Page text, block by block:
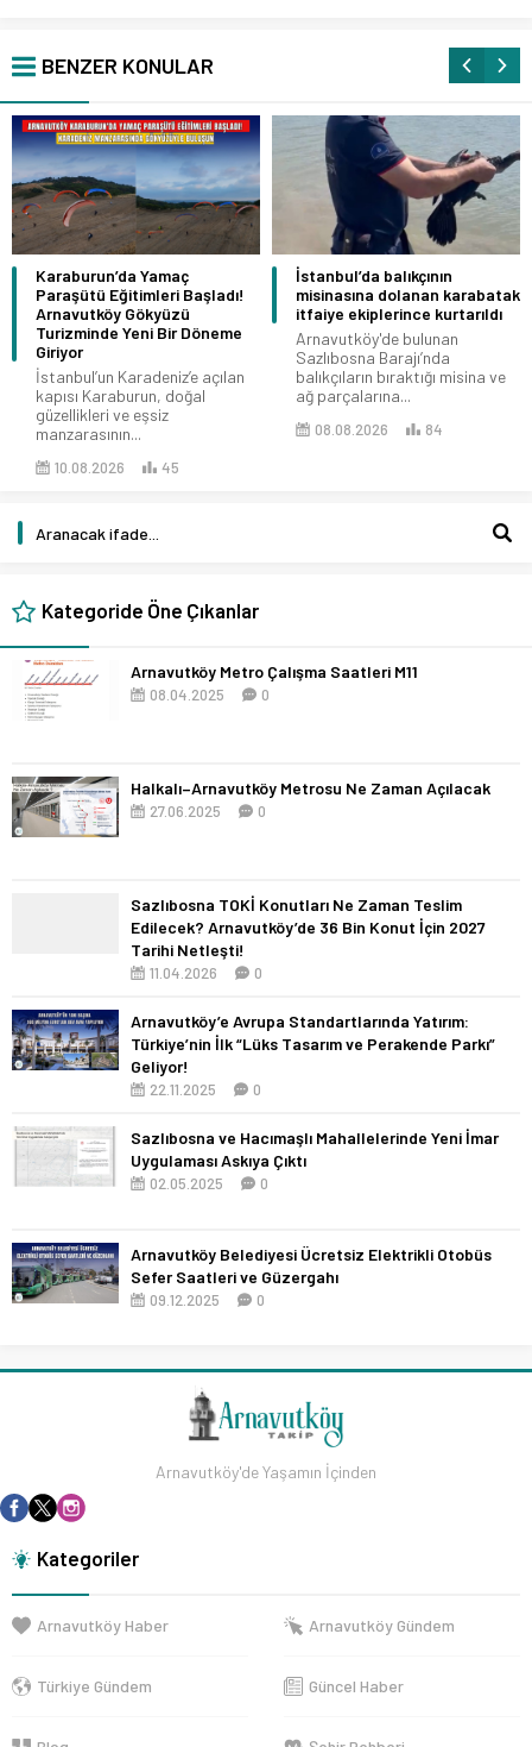
BENZER KONULAR
Karaburun’da Yamaç
Paraşütü Eğitimleri Başladı!
Arnavutköy Gökyüzü
Turizminde Yeni Bir Döneme
Giriyor
İstanbul’un Karadeniz’e açılan
kapısı Karaburun, doğal
güzellikleri ve eşsiz
manzarasının...
10.08.2026 45
İstanbul’da balıkçının
misinasına dolanan karabatak
itfaiye ekiplerince kurtarıldı
Arnavutköy'de bulunan
Sazlıbosna Barajı’nda
balıkçıların bıraktığı misina ve
ağ parçalarına...
08.08.2026 84
Kategoride Öne Çıkanlar
Arnavutköy Metro Çalışma Saatleri M11
08.04.2025 0
Halkalı–Arnavutköy Metrosu Ne Zaman Açılacak
27.06.2025 0
Sazlıbosna TOKİ Konutları Ne Zaman Teslim
Edilecek? Arnavutköy’de 36 Bin Konut İçin 2027
Tarihi Netleşti!
11.04.2026 0
Arnavutköy’e Avrupa Standartlarında Yatırım:
Türkiye’nin İlk “Lüks Tasarım ve Perakende Parkı”
Geliyor!
22.11.2025 0
Sazlıbosna ve Hacımaşlı Mahallelerinde Yeni İmar
Uygulaması Askıya Çıktı
02.05.2025 0
Arnavutköy Belediyesi Ücretsiz Elektrikli Otobüs
Sefer Saatleri ve Güzergahı
09.12.2025 0
Arnavutköy'de Yaşamın İçinden
Kategoriler
Arnavutköy Haber Arnavutköy Gündem
Türkiye Gündem Güncel Haber